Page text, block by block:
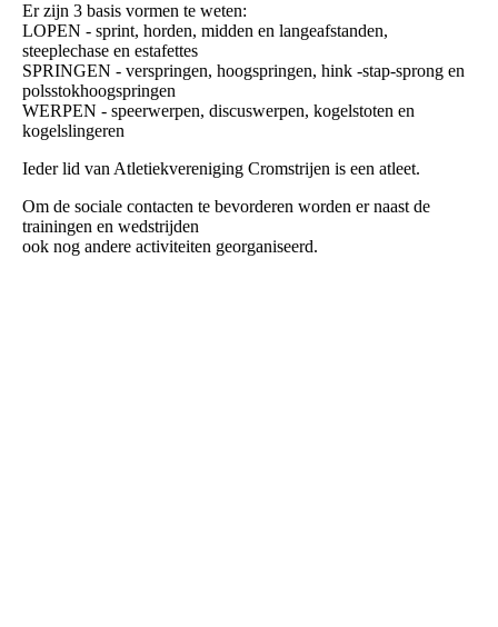
Er zijn 3 basis vormen te weten:
LOPEN - sprint, horden, midden en langeafstanden,
steeplechase en estafettes
SPRINGEN - verspringen, hoogspringen, hink -stap-sprong en
polsstokhoogspringen
WERPEN - speerwerpen, discuswerpen, kogelstoten en
kogelslingeren
Ieder lid van Atletiekvereniging Cromstrijen is een atleet.
Om de sociale contacten te bevorderen worden er naast de
trainingen en wedstrijden
ook nog andere activiteiten georganiseerd.